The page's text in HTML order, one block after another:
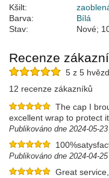
Kšilt:
Barva:
Bílá
Stav:
Nové;
Recenze
5 z 5
12 recenze zákazníků
The cap I
excellent wrap to protect
Publikováno dne 2024-05-
Publikováno dne 2024-04-
Great